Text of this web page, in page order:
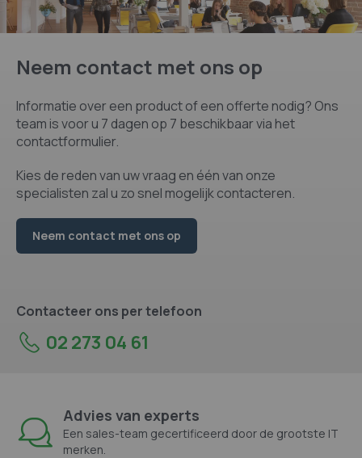
Neem contact met ons op
Informatie over een product of een offerte nodig? Ons
team is voor u 7 dagen op 7 beschikbaar via het
contactformulier.
Kies de reden van uw vraag en één van onze
specialisten zal u zo snel mogelijk contacteren.
Neem contact met ons op
Contacteer ons per telefoon
02 273 04 61
Advies van experts
Een sales-team gecertificeerd door de grootste IT
merken.